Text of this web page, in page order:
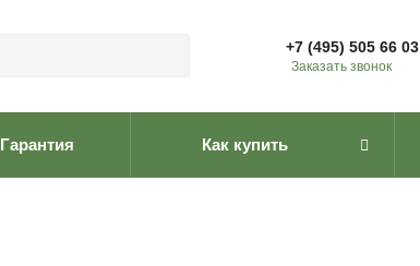
+7 (495) 505 66 03
Заказать звонок
Гарантия Как купить